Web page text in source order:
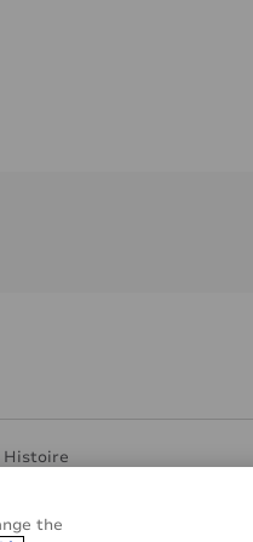
Histoire
Contact
the